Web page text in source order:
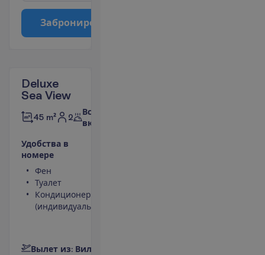
Заброниро
Deluxe
Sea View
45 m² 2
Все
включено
Удобства в
номере
Фен
Туалет
Кондиционер
(индивидуальный)
Вылет из: Вил